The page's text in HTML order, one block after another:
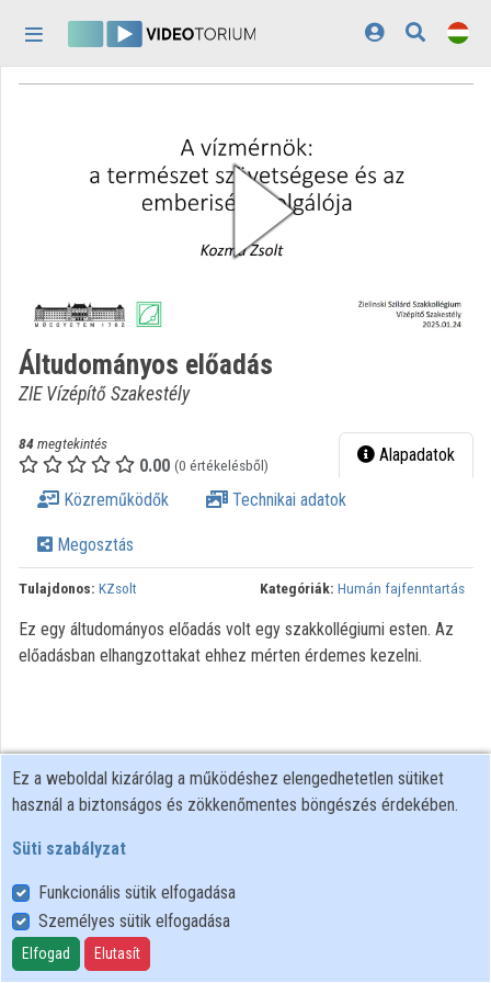
Felfedezés
Intézmények
Közreműködők
Áltudományos előadás
ZIE Vízépítő Szakestély
84megtekintés
0.00 (0 értékelésből) Alapadatok
Közreműködők Technikai adatok
Megosztás
Tulajdonos: KZsolt Kategóriák: Humán fajfenntartás
Ez egy áltudományos előadás volt egy szakkollégiumi esten. Az
előadásban elhangzottakat ehhez mérten érdemes kezelni.
Felhasználói szabályzat
Adatkezelési tájékoztató
Süti szabályzat
Ez a weboldal kizárólag a működéshez elengedhetetlen sütiket
használ a biztonságos és zökkenőmentes böngészés érdekében.
Süti szabályzat
Funkcionális sütik elfogadása
Személyes sütik elfogadása
Elfogad Elutasít